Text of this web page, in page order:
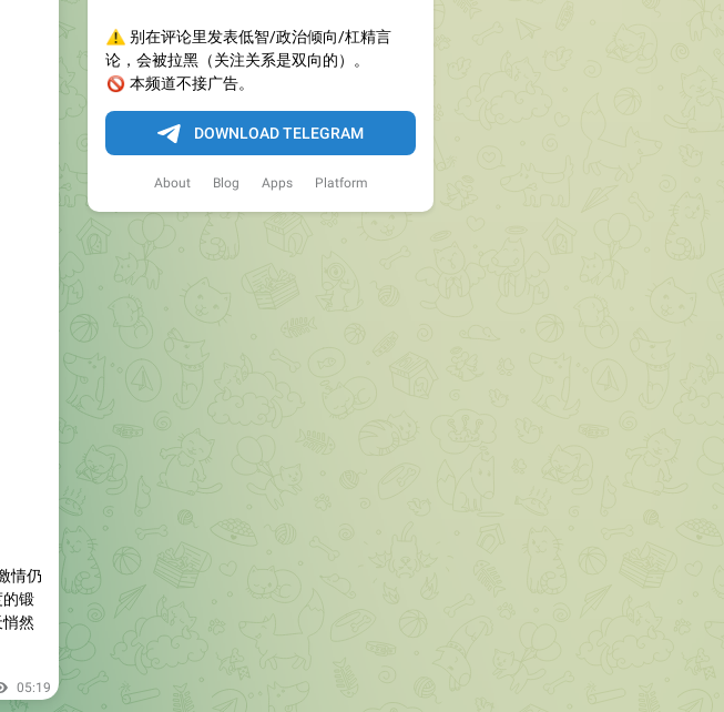
别在评论里发表低智/政治倾向/杠精言
论，会被拉黑（关注关系是双向的）。
本频道不接广告。
DOWNLOAD TELEGRAM
About Blog Apps Platform
情仍
的锻
然
05:19